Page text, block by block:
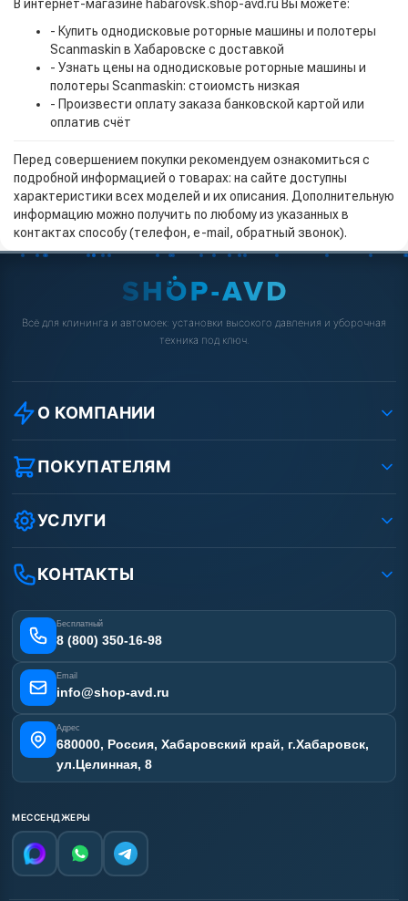
В интернет-магазине habarovsk.shop-avd.ru Вы можете:
- Купить однодисковые роторные машины и полотеры
Scanmaskin в Хабаровске с доставкой
- Узнать цены на однодисковые роторные машины и
полотеры Scanmaskin: стоиомсть низкая
- Произвести оплату заказа банковской картой или
оплатив счёт
Перед совершением покупки рекомендуем ознакомиться с
подробной информацией о товарах: на сайте доступны
характеристики всех моделей и их описания. Дополнительную
информацию можно получить по любому из указанных в
контактах способу (телефон, e-mail, обратный звонок).
Всё для клининга и автомоек: установки высокого давления и уборочная
техника под ключ.
О КОМПАНИИ
О компании
Реквизиты ООО «Шоп АВД»
Защита данных клиента
Условия соглашения
Вакансии
Статьи
ПОКУПАТЕЛЯМ
Как заказать?
Оплата
Доставка
Лизинг
Получить скидку
УСЛУГИ
Ремонт АВД
Сертификаты
Наши работы
Отзывы наших клиентов
Карта сайта
КОНТАКТЫ
Бесплатный
8 (800) 350-16-98
Email
info@shop-avd.ru
Адрес
680000, Россия, Хабаровский край, г.Хабаровск,
ул.Целинная, 8
МЕССЕНДЖЕРЫ